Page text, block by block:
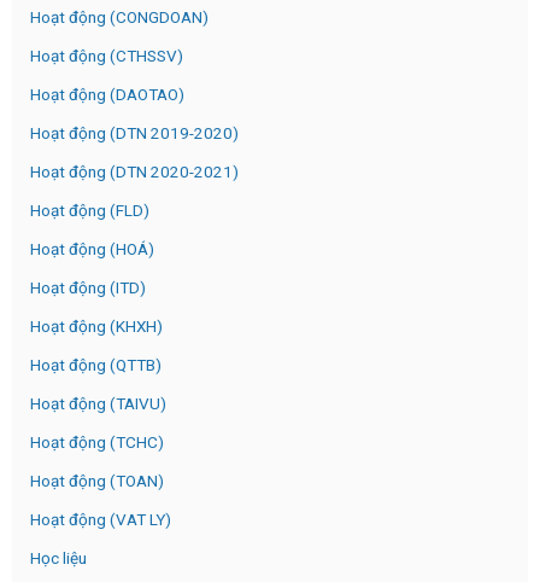
Hoạt động (CONGDOAN)
Hoạt động (CTHSSV)
Hoạt động (DAOTAO)
Hoạt động (DTN 2019-2020)
Hoạt động (DTN 2020-2021)
Hoạt động (FLD)
Hoạt động (HOÁ)
Hoạt động (ITD)
Hoạt động (KHXH)
Hoạt động (QTTB)
Hoạt động (TAIVU)
Hoạt động (TCHC)
Hoạt động (TOAN)
Hoạt động (VAT LY)
Học liệu